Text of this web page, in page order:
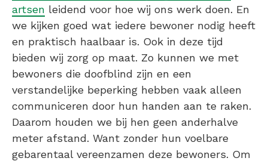
artsen leidend voor hoe wij ons werk doen. En
we kijken goed wat iedere bewoner nodig heeft
en praktisch haalbaar is. Ook in deze tijd
bieden wij zorg op maat. Zo kunnen we met
bewoners die doofblind zijn en een
verstandelijke beperking hebben vaak alleen
communiceren door hun handen aan te raken.
Daarom houden we bij hen geen anderhalve
meter afstand. Want zonder hun voelbare
gebarentaal vereenzamen deze bewoners. Om